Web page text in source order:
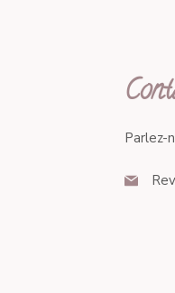
Parlez-